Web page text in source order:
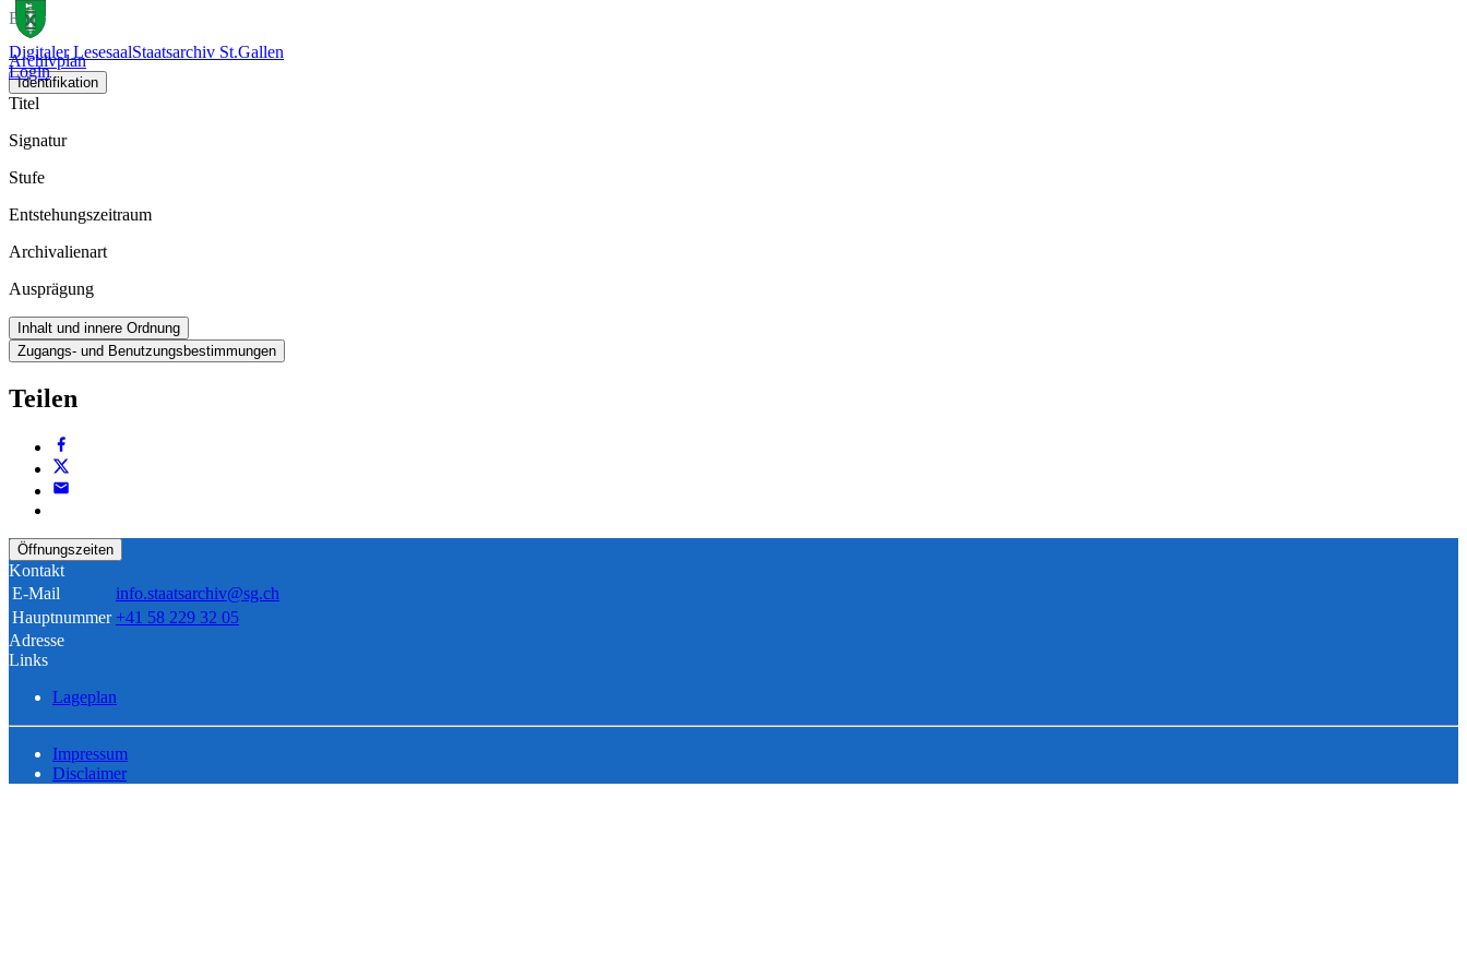
Digitaler LesesaalStaatsarchiv St.Gallen
Login
Buch
Archivplan
Identifikation
Titel
Signatur
Stufe
Entstehungszeitraum
Archivalienart
Ausprägung
Inhalt und innere Ordnung
Zugangs- und Benutzungsbestimmungen
Teilen
Öffnungszeiten
Kontakt
E-Mail
info.staatsarchiv@sg.ch
Hauptnummer +41 58 229 32 05
Adresse
Links
Lageplan
Impressum
Disclaimer